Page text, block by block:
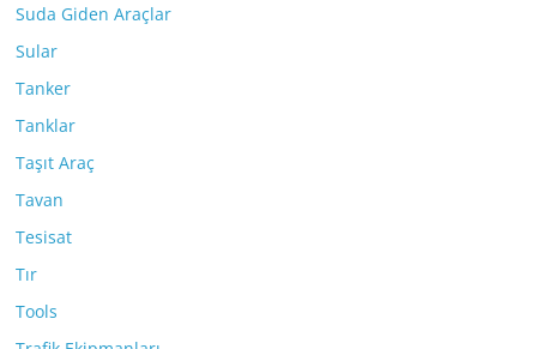
Suda Giden Araçlar
Sular
Tanker
Tanklar
Taşıt Araç
Tavan
Tesisat
Tır
Tools